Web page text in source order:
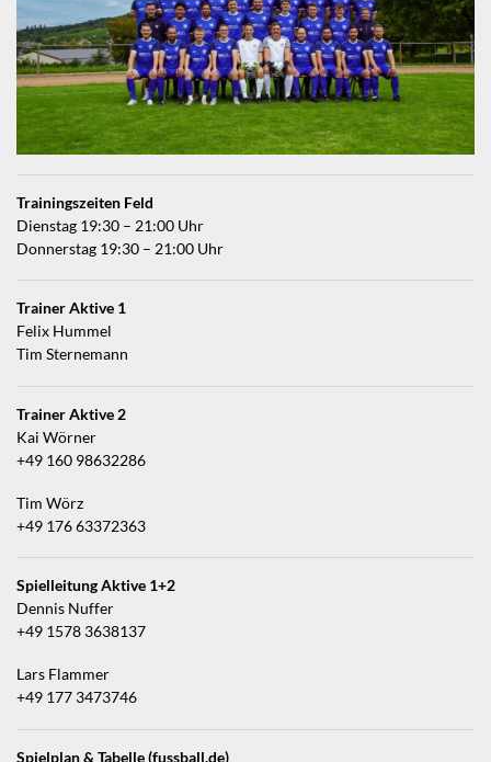
Trainingszeiten Feld
Dienstag 19:30 – 21:00 Uhr
Donnerstag 19:30 – 21:00 Uhr
Trainer Aktive 1
Felix Hummel
Tim Sternemann
Trainer Aktive 2
Kai Wörner
+49 160 98632286
Tim Wörz
+49 176 63372363
Spielleitung Aktive 1+2
Dennis Nuffer
+49 1578 3638137
Lars Flammer
+49 177 3473746
Spielplan & Tabelle (fussball.de)